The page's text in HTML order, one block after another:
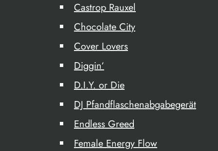
Castrop Rauxel
Chocolate City
Cover Lovers
Diggin‘
D.I.Y. or Die
DJ Pfandflaschenabgabegerät
Endless Greed
Female Energy Flow